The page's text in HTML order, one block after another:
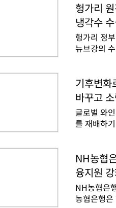
사이에 약
어 회복세
조치다.폭
두번째다.
해양수산
했다.행안
폭염 현장,
농림축산
방하도록
지 용수 저
헝가리
냉각수
헝가리 정
뉴브강의
럽 전역에
위가 낮아
결과다.헝
있었는데
했다.팍스
사용 감축
행할 수 있
에 화물열
기후변화
바꾸고
글로벌 와
를 재배하
외신 보도
업 전략을
프랑스 와
을 메를로
고 보도했
NH농협
융지원
NH농협은
농협은행